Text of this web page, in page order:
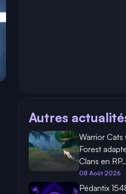
Autres
Warrior Cats
Forest
Clans en
08 Août 2026
Pédantix